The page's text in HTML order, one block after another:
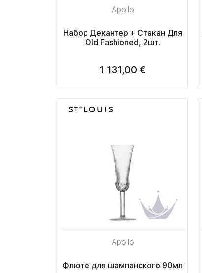
Apollo
Набор Декантер + Стакан Для
Old Fashioned, 2шт.
1 131,00 €
Apollo
Флюте для шампанского 90мл